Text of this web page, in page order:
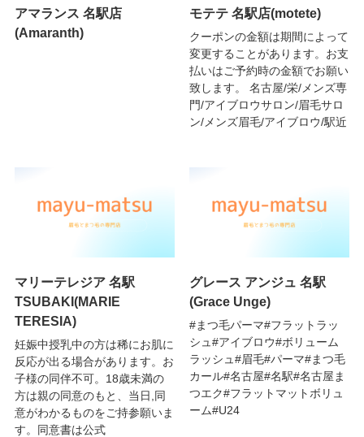
アマランス 名駅店
(Amaranth)
モテテ 名駅店(motete)
クーポンの金額は期間によって
変更することがあります。お支
払いはご予約時の金額でお願い
致します。 名古屋/栄/メンズ専
門/アイブロウサロン/眉毛サロ
ン/メンズ眉毛/アイブロウ/駅近
マリーテレジア 名駅
TSUBAKI(MARIE
TERESIA)
妊娠中授乳中の方は稀にお肌に
反応が出る場合があります。お
子様の同伴不可。18歳未満の
方は親の同意のもと、当日,同
意がわかるものをご持参願いま
す。同意書は公式
グレース アンジュ 名駅
(Grace Unge)
#まつ毛パーマ#フラットラッ
シュ#アイブロウ#ボリューム
ラッシュ#眉毛#パーマ#まつ毛
カール#名古屋#名駅#名古屋ま
つエク#フラットマットボリュ
ーム#U24